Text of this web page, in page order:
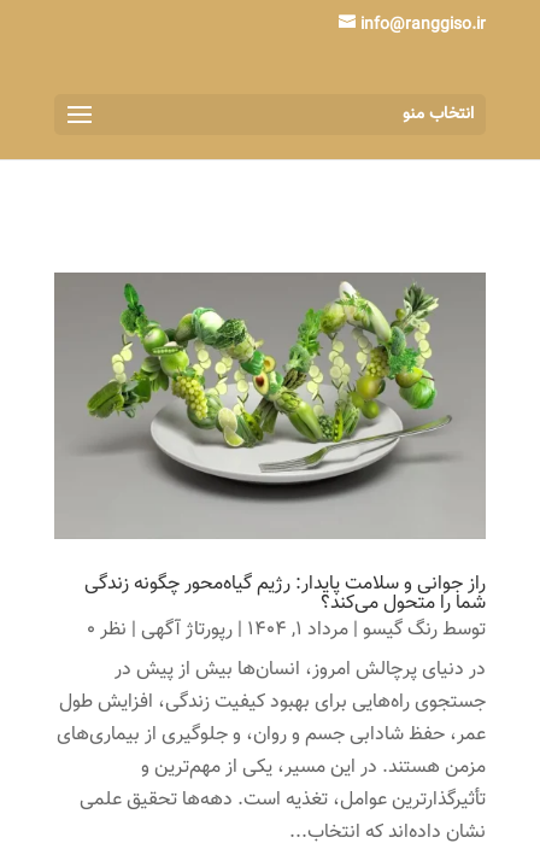
info@ranggiso.ir
انتخاب منو
راز جوانی و سلامت پایدار: رژیم گیاه‌محور چگونه زندگی
شما را متحول می‌کند؟
توسطرنگ گیسو| مرداد 1, 1404 | رپورتاژ آگهی| نظر 0
در دنیای پرچالش امروز، انسان‌ها بیش از پیش در
جستجوی راه‌هایی برای بهبود کیفیت زندگی، افزایش طول
عمر، حفظ شادابی جسم و روان، و جلوگیری از بیماری‌های
مزمن هستند. در این مسیر، یکی از مهم‌ترین و
تأثیرگذارترین عوامل، تغذیه است. دهه‌ها تحقیق علمی
نشان داده‌اند که انتخاب...